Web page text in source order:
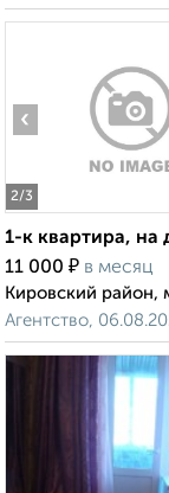
2/3
‹
1-к квартира, на
11 000 ₽ в месяц
Кировский
Агентство,